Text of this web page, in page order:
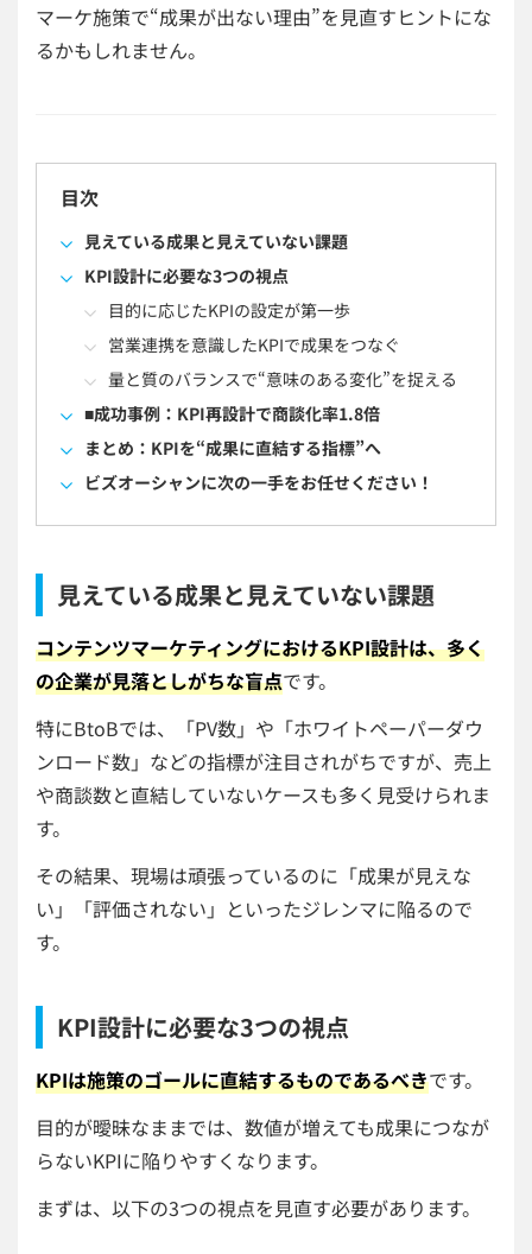
マーケ施策で“成果が出ない理由”を見直すヒントにな
るかもしれません。
目次
見えている成果と見えていない課題
KPI設計に必要な3つの視点
目的に応じたKPIの設定が第一歩
営業連携を意識したKPIで成果をつなぐ
量と質のバランスで“意味のある変化”を捉える
■成功事例：KPI再設計で商談化率1.8倍
まとめ：KPIを“成果に直結する指標”へ
ビズオーシャンに次の一手をお任せください！
見えている成果と見えていない課題
コンテンツマーケティングにおけるKPI設計は、多く
の企業が見落としがちな盲点です。
特にBtoBでは、「PV数」や「ホワイトペーパーダウ
ンロード数」などの指標が注目されがちですが、売上
や商談数と直結していないケースも多く見受けられま
す。
その結果、現場は頑張っているのに「成果が見えな
い」「評価されない」といったジレンマに陥るので
す。
KPI設計に必要な3つの視点
KPIは施策のゴールに直結するものであるべきです。
目的が曖昧なままでは、数値が増えても成果につなが
らないKPIに陥りやすくなります。
まずは、以下の3つの視点を見直す必要があります。